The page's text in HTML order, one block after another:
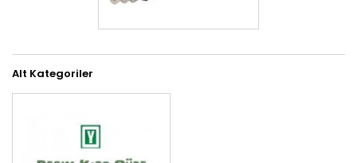
Alt Kategoriler